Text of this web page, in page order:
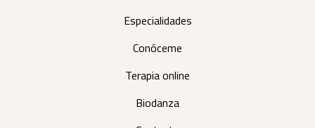
Especialidades
Conóceme
Terapia online
Biodanza